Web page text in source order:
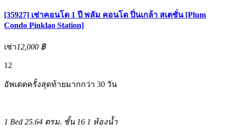
[35927] เช่าคอนโด 1 ปี พลัม คอนโด ปิ่นเกล้า สเตชั่น [Plum
Condo Pinklao Station]
เช่า12,000 ฿
12
อัพเดตครั้งสุดท้ายมากกว่า 30 วัน
1 Bed 25.64 ตรม. ชั้น 16 1 ห้องน้ำ